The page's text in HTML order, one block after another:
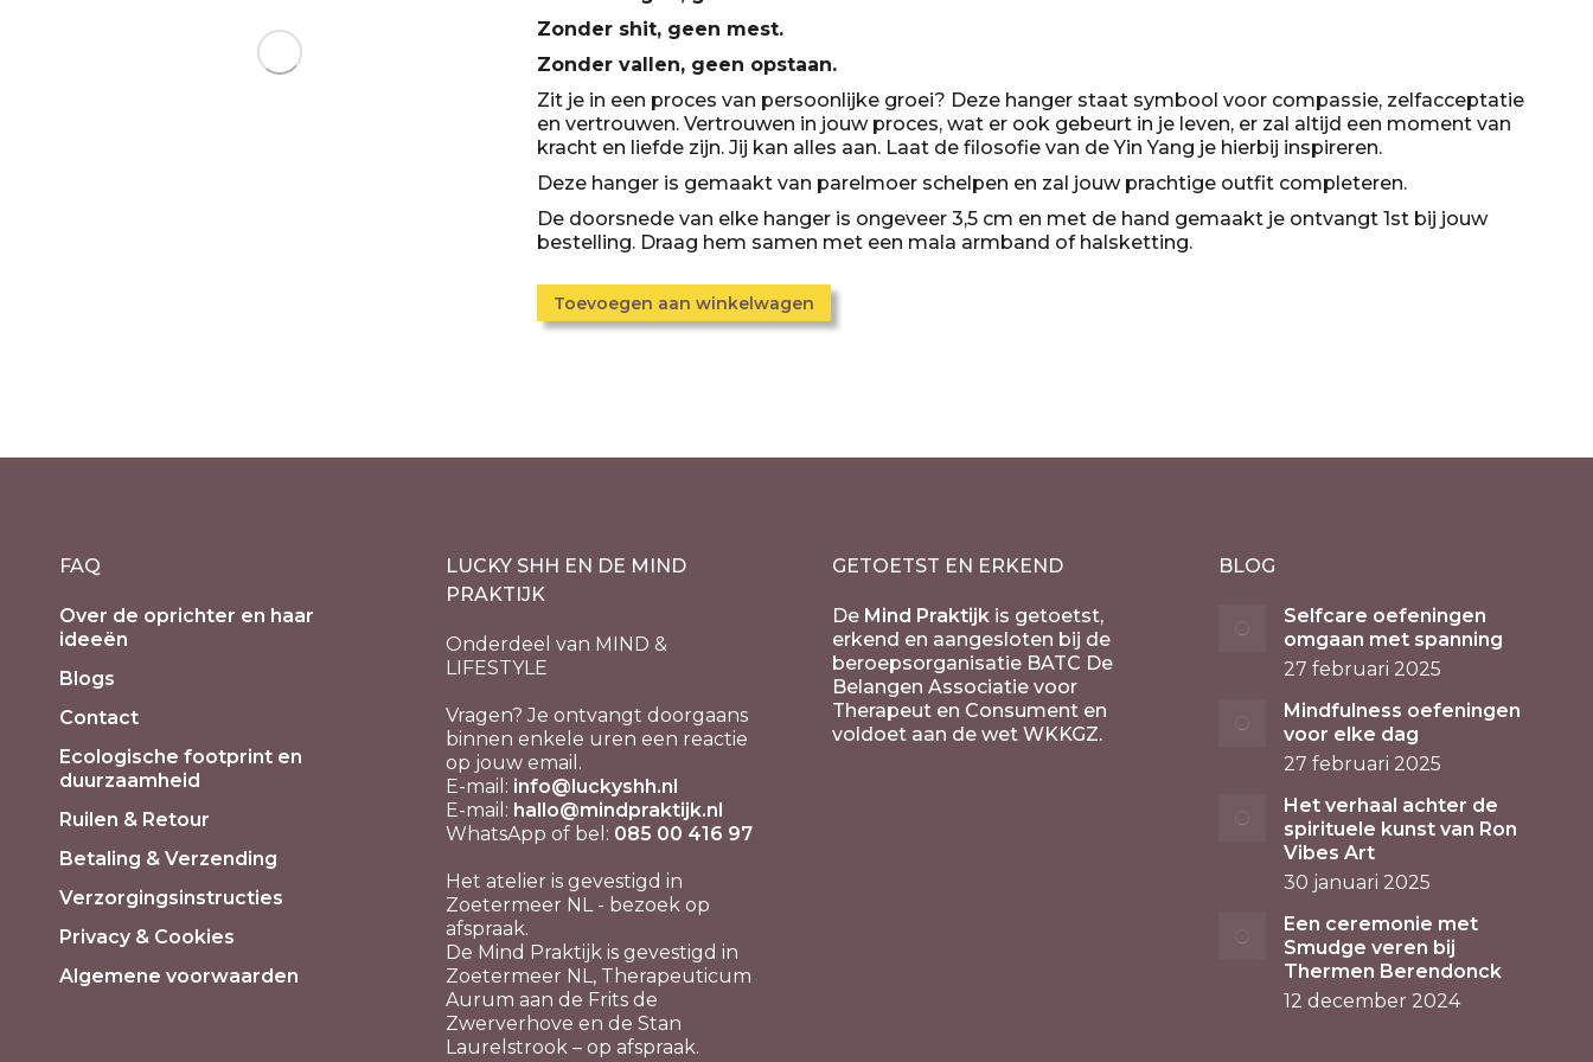
Zonder shit, geen mest.
Zonder vallen, geen opstaan.
Zit je in een proces van persoonlijke groei? Deze hanger staat symbool voor compassie, zelfacceptatie
en vertrouwen. Vertrouwen in jouw proces, wat er ook gebeurt in je leven, er zal altijd een moment van
kracht en liefde zijn. Jij kan alles aan. Laat de filosofie van de Yin Yang je hierbij inspireren.
Deze hanger is gemaakt van parelmoer schelpen en zal jouw prachtige outfit completeren.
De doorsnede van elke hanger is ongeveer 3,5 cm en met de hand gemaakt je ontvangt 1st bij jouw
bestelling. Draag hem samen met een mala armband of halsketting.
Toevoegen aan winkelwagen
FAQ
Over de oprichter en haar
ideeën
Blogs
Contact
Ecologische footprint en
duurzaamheid
Ruilen & Retour
Betaling & Verzending
Verzorgingsinstructies
Privacy & Cookies
Algemene voorwaarden
LUCKY SHH EN DE MIND
PRAKTIJK
Onderdeel van MIND &
LIFESTYLE
Vragen? Je ontvangt doorgaans
binnen enkele uren een reactie
op jouw email.
E-mail: info@luckyshh.nl
E-mail: hallo@mindpraktijk.nl
WhatsApp of bel: 085 00 416 97
Het atelier is gevestigd in
Zoetermeer NL - bezoek op
afspraak.
De Mind Praktijk is gevestigd in
Zoetermeer NL, Therapeuticum
Aurum aan de Frits de
Zwerverhove en de Stan
Laurelstrook – op afspraak.
GETOETST EN ERKEND
De Mind Praktijk is getoetst,
erkend en aangesloten bij de
beroepsorganisatie BATC De
Belangen Associatie voor
Therapeut en Consument en
voldoet aan de wet WKKGZ.
BLOG
Selfcare oefeningen
omgaan met spanning
27 februari 2025
Mindfulness oefeningen
voor elke dag
27 februari 2025
Het verhaal achter de
spirituele kunst van Ron
Vibes Art
30 januari 2025
Een ceremonie met
Smudge veren bij
Thermen Berendonck
12 december 2024